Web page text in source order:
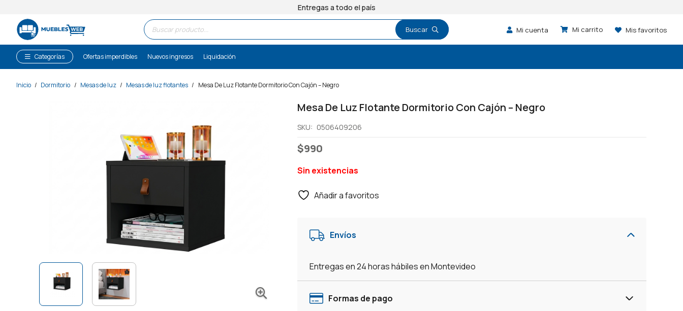
Entregas a todo el país
Búsqueda
de
productos
Mi cuenta Mis favoritos
Categorías Ofertas imperdibles Nuevos ingresos Liquidación
Inicio / Dormitorio / Mesas de luz / Mesas de luz flotantes / Mesa De Luz Flotante Dormitorio Con Cajón – Negro
Mesa De Luz Flotante Dormitorio Con Cajón – Negro
SKU: 0506409206
$990
Sin existencias
Añadir a favoritos
Envíos
Entregas en 24 horas hábiles en Montevideo
Formas de pago